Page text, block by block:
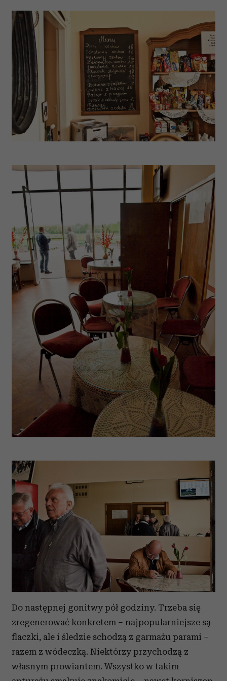
Do następnej gonitwy pół godziny. Trzeba się
zregenerować konkretem – najpopularniejsze są
flaczki, ale i śledzie schodzą z garmażu parami –
razem z wódeczką. Niektórzy przychodzą z
własnym prowiantem. Wszystko w takim